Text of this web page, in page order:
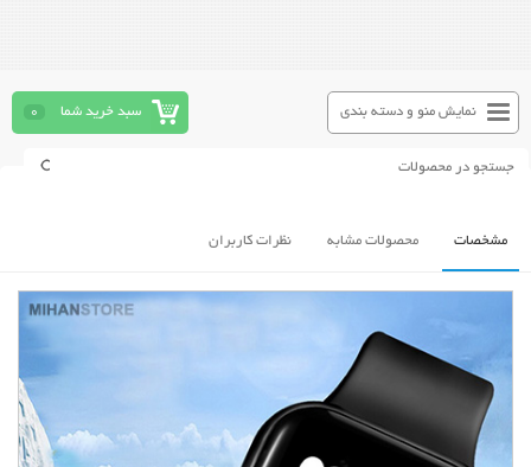
سبد خرید شما 0 نمایش منو و دسته بندی
مشخصات محصولات مشابه نظرات کاربران